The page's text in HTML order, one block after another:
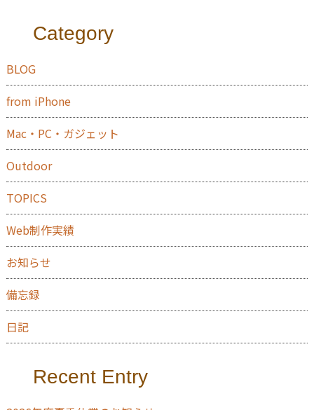
Category
BLOG
from iPhone
Mac・PC・ガジェット
Outdoor
TOPICS
Web制作実績
お知らせ
備忘録
日記
Recent Entry